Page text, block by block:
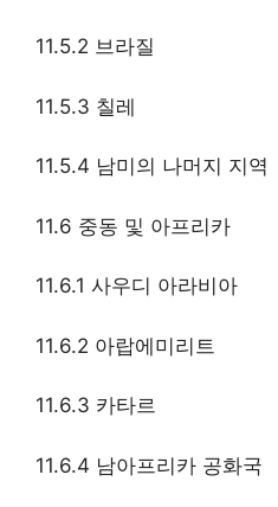
11.5.2 브라질
11.5.3 칠레
11.5.4 남미의 나머지 지역
11.6 중동 및 아프리카
11.6.1 사우디 아라비아
11.6.2 아랍에미리트
11.6.3 카타르
11.6.4 남아프리카 공화국